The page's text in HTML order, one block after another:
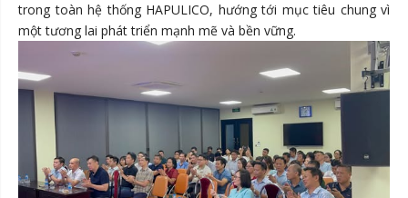
trong toàn hệ thống HAPULICO, hướng tới mục tiêu chung vì
một tương lai phát triển mạnh mẽ và bền vững.